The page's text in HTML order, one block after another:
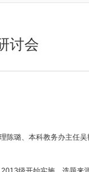
讨会
陈璐、本科教务办主任